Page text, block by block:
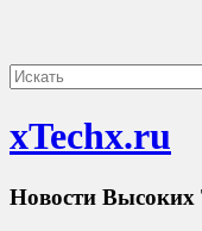
xTechx.ru
Новости Высоких